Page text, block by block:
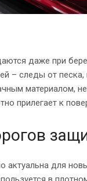
даже при
– следы от
материалом,
прилегает к
актуальна для